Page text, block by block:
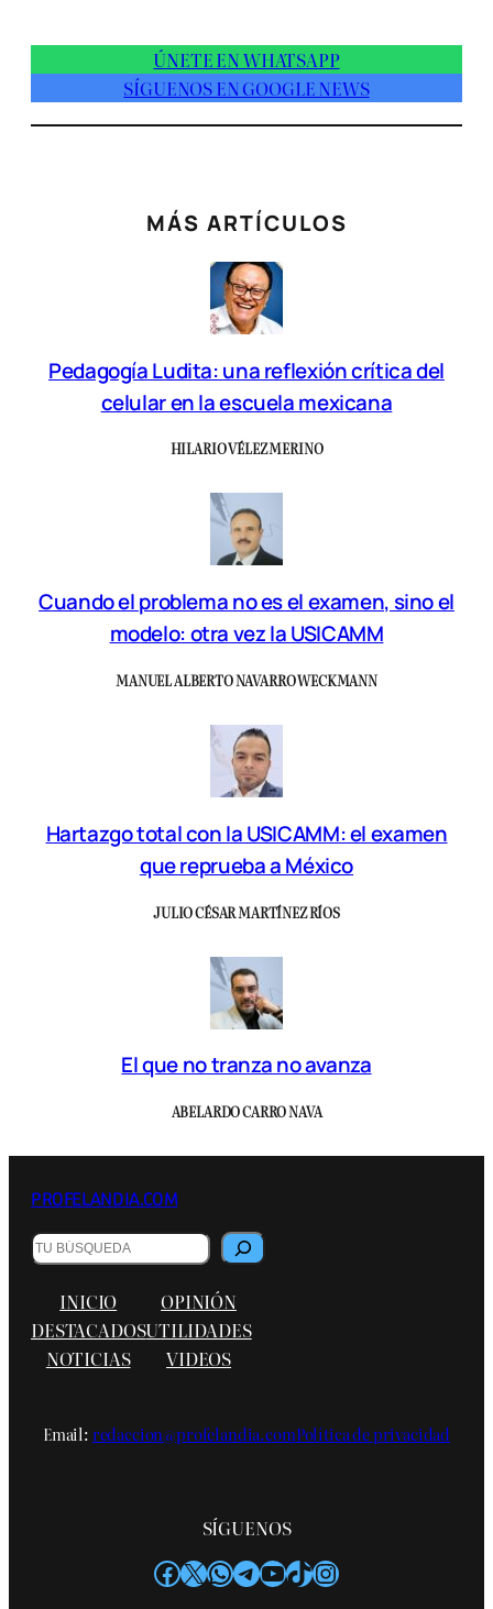
ÚNETE EN WHATSAPP
SÍGUENOS EN GOOGLE NEWS
MÁS ARTÍCULOS
Pedagogía Ludita: una reflexión crítica del
celular en la escuela mexicana
HILARIO VÉLEZ MERINO
Cuando el problema no es el examen, sino el
modelo: otra vez la USICAMM
MANUEL ALBERTO NAVARRO WECKMANN
Hartazgo total con la USICAMM: el examen
que reprueba a México
JULIO CÉSAR MARTÍNEZ RÍOS
El que no tranza no avanza
ABELARDO CARRO NAVA
PROFELANDIA.COM
B
u
a
r
INICIO
DESTACADOS
NOTICIAS
OPINIÓN
UTILIDADES
VIDEOS
Email:redaccion@profelandia.comPolítica de privacidad
SÍGUENOS
Facebook
X WhatsApp
Telegram
YouTube
TikTok
Instagram